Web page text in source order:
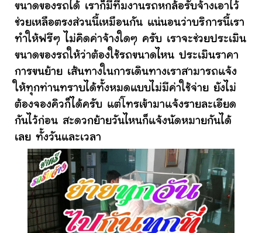
ขนาดของรถได้ เราก็มีทีมงานรถหกล้อรับจ้างเอาไว้
ช่วยเหลือตรงส่วนนี้เหมือนกัน แน่นอนว่าบริการนี้เรา
ทำให้ฟรีๆ ไม่คิดค่าจ้างใดๆ ครับ เราจะช่วยประเมิน
ขนาดของรถให้ว่าต้องใช้รถขนาดไหน ประเมินราคา
การขนย้าย เส้นทางในการเดินทางเราสามารถแจ้ง
ให้ทุกท่านทราบได้ทั้งหมดแบบไม่มีค่าใช้จ่าย ยังไม่
ต้องจองคิวก็ได้ครับ แต่โทรเข้ามาแจ้งรายละเอียด
กันไว้ก่อน สะดวกย้ายวันไหนก็แจ้งนัดหมายกันได้
เลย ทั้งวันและเวลา